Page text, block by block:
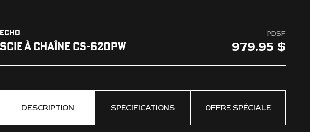
ECHO
SCIE À CHAÎNE CS-620PW
PDSF
979.95
DESCRIPTION SPÉCIFICATIONS OFFRE SPÉCIALE